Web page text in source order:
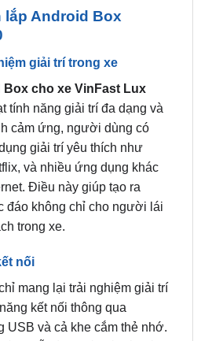
giải trí trong xe
tính năng giải trí đa dạng và
cảm ứng, người dùng có
giải trí yêu thích như
và nhiều ứng dụng khác
Điều này giúp tạo ra
đáo không chỉ cho người lái
trong xe.
nối
kết nối thông qua
USB và cả khe cắm thẻ nhớ.
dễ dàng kết nối với các
dữ liệu, đồng bộ danh bạ và